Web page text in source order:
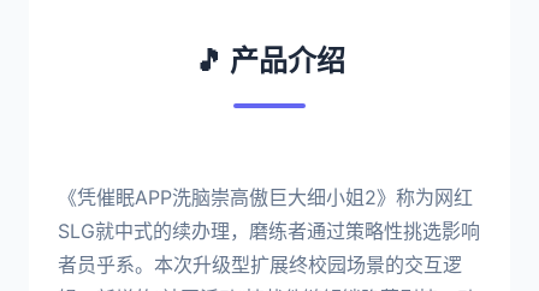
🎵 产品介绍
《凭催眠APP洗脑崇高傲巨大细小姐2》称为网红
SLG就中式的续办理，磨练者通过策略性挑选影响
者员乎系。本次升级型扩展终校园场景的交互逻